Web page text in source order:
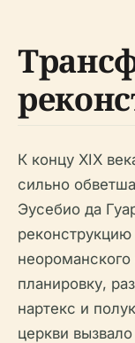
К концу XIX
сильно
Эусебио да
реконструкцию
планировку,
нартекс и
церкви